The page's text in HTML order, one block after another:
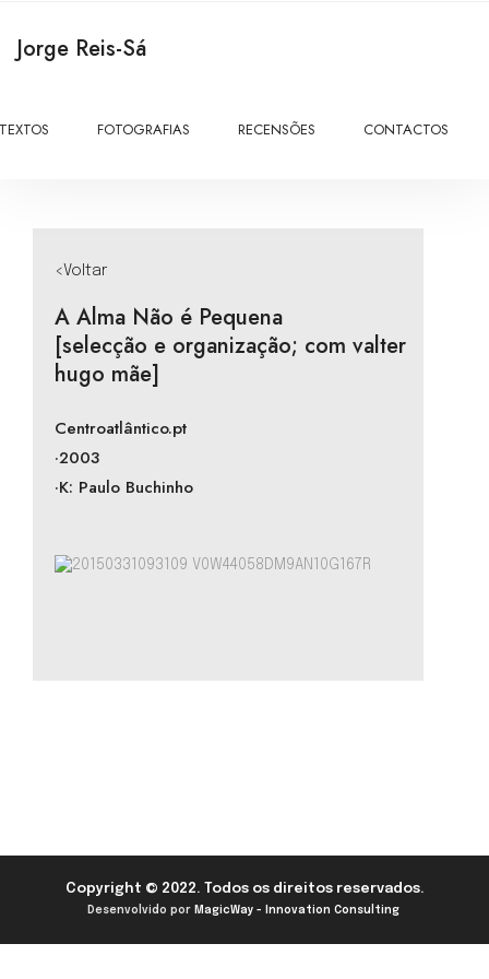
Jorge Reis-Sá
TEXTOS FOTOGRAFIAS RECENSÕES CONTACTOS
<Voltar
A Alma Não é Pequena
[selecção e organização; com valter
hugo mãe]
Centroatlântico.pt
·2003
·K: Paulo Buchinho
Copyright © 2022. Todos os direitos reservados.
Desenvolvido por MagicWay - Innovation Consulting